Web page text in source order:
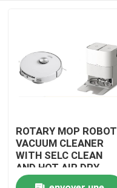
ROTARY MOP ROBOT
VACUUM CLEANER
WITH SELC CLEAN
AND HOT AIR DRY
MOP